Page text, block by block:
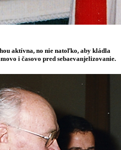
aktívna, no nie natoľko, aby kládla
i časovo pred sebaevanjelizovanie.